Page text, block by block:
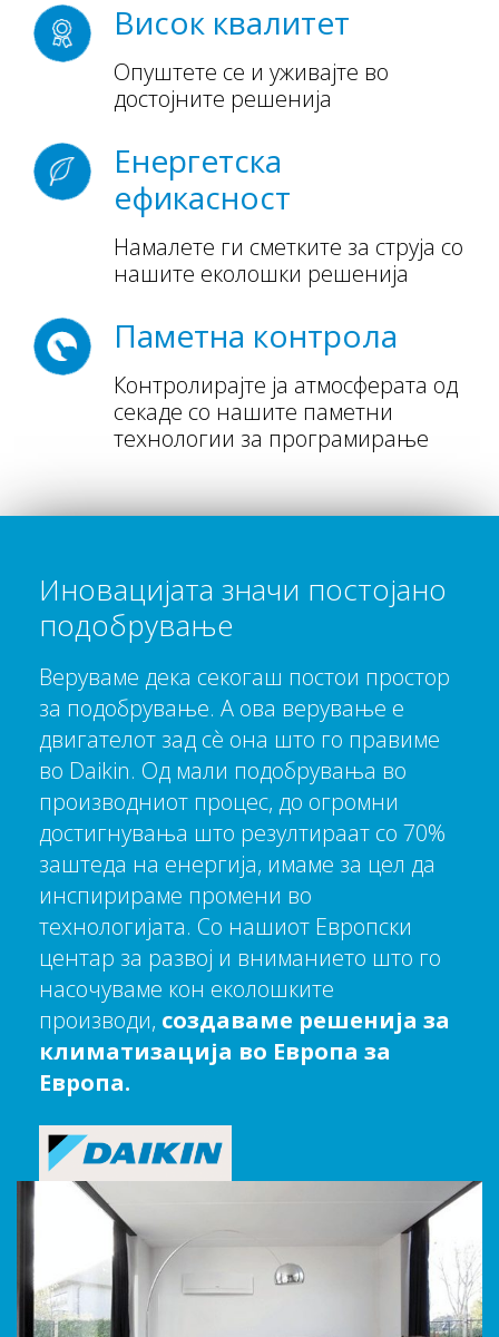
Висок квалитет
Опуштете се и уживајте во
достојните решенија
Енергетска
ефикасност
Намалете ги сметките за струја со
нашите еколошки решенија
Паметна контрола
Контролирајте ја атмосферата од
секаде со нашите паметни
технологии за програмирање
Иновацијата значи постојано
подобрување
Веруваме дека секогаш постои простор
за подобрување. А ова верување е
двигателот зад сè она што го правиме
во Daikin. Од мали подобрувања во
производниот процес, до огромни
достигнувања што резултираат со 70%
заштеда на енергија, имаме за цел да
инспирираме промени во
технологијата. Со нашиот Европски
центар за развој и вниманието што го
насочуваме кон еколошките
производи, создаваме решенија за
климатизација во Европа за
Европа.